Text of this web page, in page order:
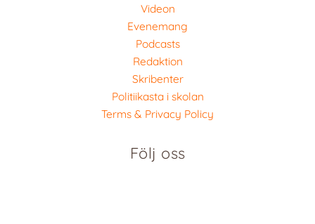
Videon
Evenemang
Podcasts
Redaktion
Skribenter
Politiikasta i skolan
Terms & Privacy Policy
Följ oss